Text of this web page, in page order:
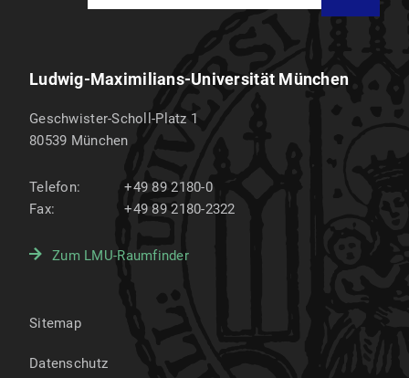
Ludwig-Maximilians-Universität München
Geschwister-Scholl-Platz 1
80539 München
Telefon:
+49 89 2180-0
Fax:
+49 89 2180-2322
Zum LMU-Raumfinder
Sitemap
Datenschutz